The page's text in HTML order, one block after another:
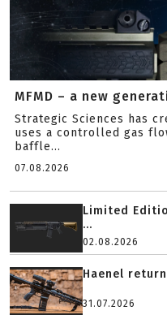
MFMD – a new
Strategic Sciences has
uses a controlled gas
baffle...
07.08.2026
Limited
...
02.08.2026
Haenel
31.07.2026